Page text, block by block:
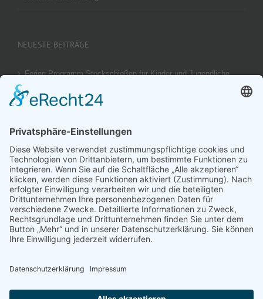
NEUESTE BEITRÄGE
Ferien Programm Stockschießen für Kinder und Jugendliche
Brotzeit Turnier Stocksport zur Einweihung der Flutlichtanlage
am 18. September 2026
Offener Vereinspokal Stockschießen am So 13.09.2026 für
Gruppen Vereine und Familien
Jugend-Girgl – U14 – Turnier Stocksport Ausschreibung und
Startliste für 04. Juli